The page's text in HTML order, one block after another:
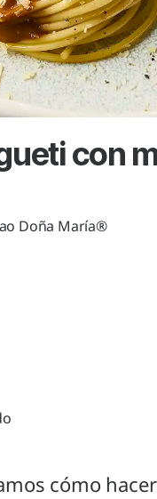
con
Doña María®
cómo